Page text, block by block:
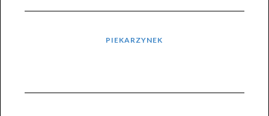
PIEKARZYNEK